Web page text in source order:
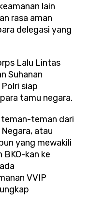
lain
rasa aman
delegasi yang
Lalu Lintas
Suhanan
siap
tamu negara.
teman-teman dari
atau
yang mewakili
BKO-kan ke
VVIP